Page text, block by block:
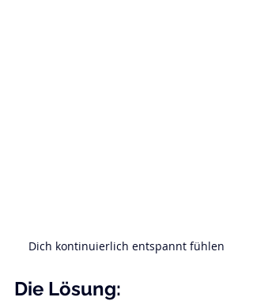
Dich kontinuierlich entspannt fühlen
Die Lösung: